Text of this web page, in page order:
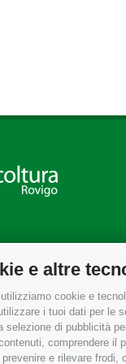
e altre
cookie e
i tuoi dati per le
selezione di pubblicità
comprendere
e rilevare
Policy /Cookie Policy